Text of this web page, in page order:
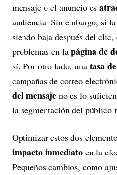
mensaje o el anuncio es
audiencia. Sin embargo, si
siendo baja después del
problemas en la página de
sí. Por otro lado, una tasa
campañas de correo
del mensaje no es lo
la segmentación del público
Optimizar estos dos
impacto inmediato en la
Pequeños cambios, como